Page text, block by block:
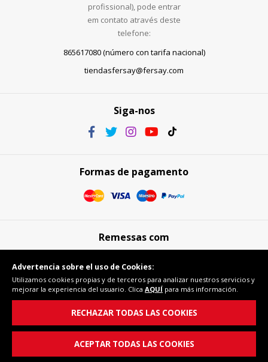
profissional), pode entrar
em contato através deste
telefone:
865617080 (número con tarifa nacional)
tiendasfersay@fersay.com
Siga-nos
Formas de pagamento
Remessas com
Compra segura
Advertencia sobre el uso de Cookies:
Utilizamos cookies propias y de terceros para analizar nuestros servicios y
mejorar la experiencia del usuario. Clica AQUÍ para más información.
RECHAZAR TODAS LAS COOKIES
ACEPTAR TODAS LAS COOKIES